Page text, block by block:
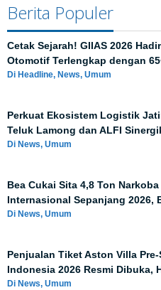
Berita Populer
Cetak Sejarah! GIIAS 2026
Otomotif Terlengkap dengan
Di Headline, News, Umum
Perkuat Ekosistem Logistik
Teluk Lamong dan ALFI
Di News, Umum
Bea Cukai Sita 4,8 Ton
Internasional Sepanjang 2026,
Di News, Umum
Penjualan Tiket Aston Villa
Indonesia 2026 Resmi Dibuka,
Di News, Umum